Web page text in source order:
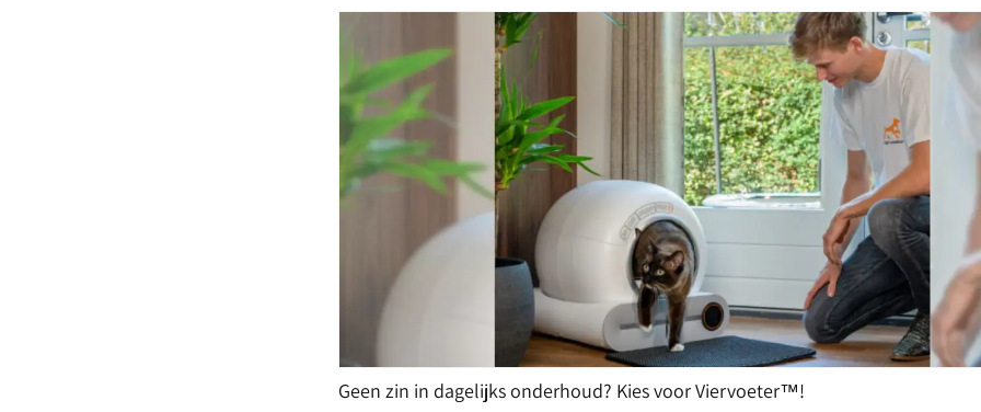
Geen zin in dagelijks onderhoud? Kies voor Viervoeter™!